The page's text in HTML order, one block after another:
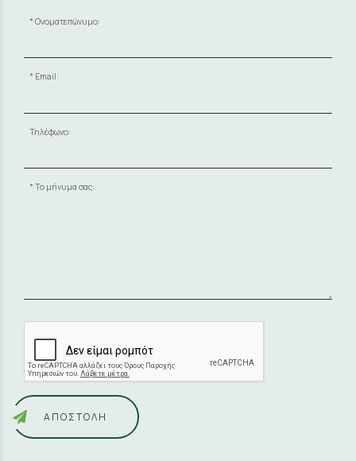
Ονοματεπώνυμο:
Email:
Τηλέφωνο:
Το μήνυμα σας:
ΑΠΟΣΤΟΛΉ